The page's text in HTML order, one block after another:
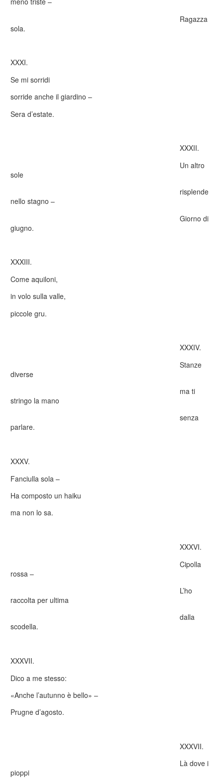
Ragazza
sola.
XXXI.
Se mi sorridi
sorride anche il giardino –
Sera d’estate.
XXXII.
Un altro
sole
risplende
nello stagno –
Giorno di
giugno.
XXXIII.
Come aquiloni,
in volo sulla valle,
piccole gru.
XXXIV.
Stanze
diverse
ma ti
stringo la mano
senza
parlare.
XXXV.
Fanciulla sola –
Ha composto un haiku
ma non lo sa.
XXXVI.
Cipolla
rossa –
L’ho
raccolta per ultima
dalla
scodella.
XXXVII.
Dico a me stesso:
«Anche l’autunno è bello» –
Prugne d’agosto.
XXXVII.
Là dove i
pioppi